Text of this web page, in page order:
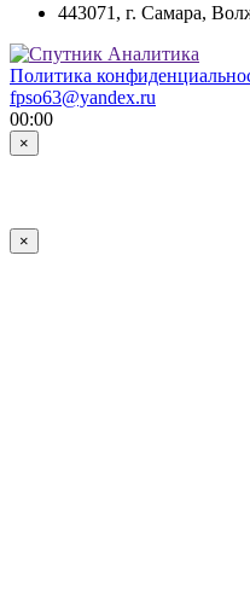
443071, г. Самара,
Политика
fpso63@yandex.ru
00:00
×
×